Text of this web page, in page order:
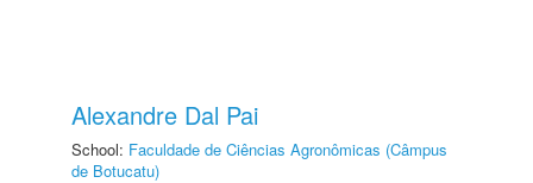
Alexandre Dal Pai
School: Faculdade de Ciências Agronômicas (Câmpus
de Botucatu)